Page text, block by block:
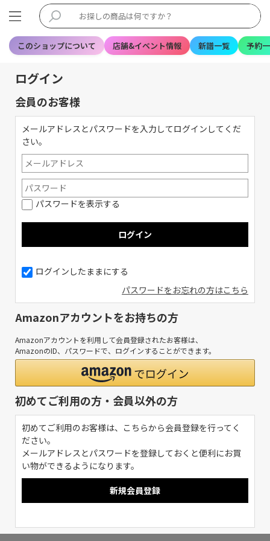
このショップについて 店舗&イベント情報 新譜一覧 予約
ログイン
会員のお客様
メールアドレスとパスワードを入力してログインしてくだ
さい。
パスワードを表示する
ログインしたままにする
パスワードをお忘れの方はこちら
Amazonアカウントをお持ちの方
Amazonアカウントを利用して会員登録されたお客様は、
AmazonのID、パスワードで、ログインすることができます。
初めてご利用の方・会員以外の方
初めてご利用のお客様は、こちらから会員登録を行ってく
ださい。
メールアドレスとパスワードを登録しておくと便利にお買
い物ができるようになります。